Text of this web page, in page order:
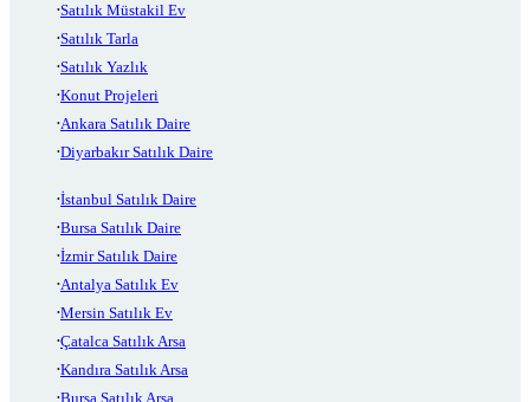
Satılık Müstakil Ev
Satılık Tarla
Satılık Yazlık
Konut Projeleri
Ankara Satılık Daire
Diyarbakır Satılık Daire
İstanbul Satılık Daire
Bursa Satılık Daire
İzmir Satılık Daire
Antalya Satılık Ev
Mersin Satılık Ev
Çatalca Satılık Arsa
Kandıra Satılık Arsa
Bursa Satılık Arsa